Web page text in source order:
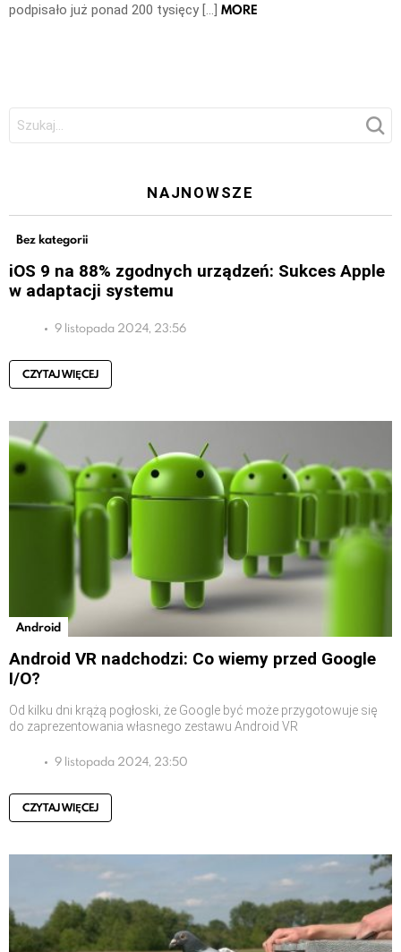
podpisało już ponad 200 tysięcy […] MORE
Szukaj:
NAJNOWSZE
Bez kategorii
iOS 9 na 88% zgodnych urządzeń: Sukces Apple
w adaptacji systemu
9 listopada 2024, 23:56
CZYTAJ WIĘCEJ
Android
Android VR nadchodzi: Co wiemy przed Google
I/O?
Od kilku dni krążą pogłoski, że Google być może przygotowuje się
do zaprezentowania własnego zestawu Android VR
9 listopada 2024, 23:50
CZYTAJ WIĘCEJ